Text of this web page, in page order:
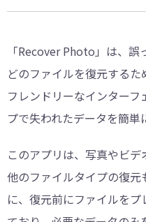
「Recover Photo」は、
どのファイルを復元する
フレンドリーなインターフ
プで失われたデータを簡単
このアプリは、写真やビ
他のファイルタイプの復元
に、復元前にファイルを